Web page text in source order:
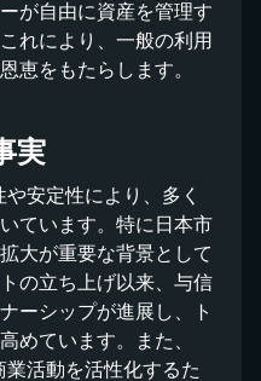
が自由に資産を管理す
れにより、一般の利用
恵をもたらします。
実
安定性により、多く
ています。特に日本市
大が重要な背景として
の立ち上げ以来、与信
ーシップが進展し、ト
めています。また、
活動を活性化するた